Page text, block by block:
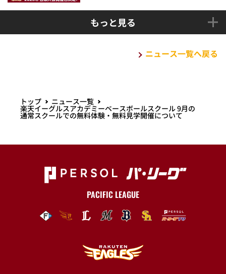
もっと見る
ニュース一覧へ戻る
トップ ニュース一覧
楽天イーグルスアカデミーベースボールスクール 9月の
通常スクールでの無料体験・無料見学開催について
PACIFIC LEAGUE